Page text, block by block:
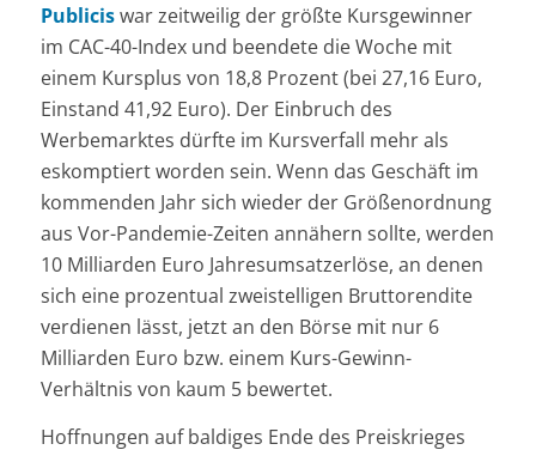
Publiciswar zeitweilig der größte Kursgewinner
im CAC-40-Index und beendete die Woche mit
einem Kursplus von 18,8 Prozent (bei 27,16 Euro,
Einstand 41,92 Euro). Der Einbruch des
Werbemarktes dürfte im Kursverfall mehr als
eskomptiert worden sein. Wenn das Geschäft im
kommenden Jahr sich wieder der Größenordnung
aus Vor-Pandemie-Zeiten annähern sollte, werden
10 Milliarden Euro Jahresumsatzerlöse, an denen
sich eine prozentual zweistelligen Bruttorendite
verdienen lässt, jetzt an den Börse mit nur 6
Milliarden Euro bzw. einem Kurs-Gewinn-
Verhältnis von kaum 5 bewertet.
Hoffnungen auf baldiges Ende des Preiskrieges